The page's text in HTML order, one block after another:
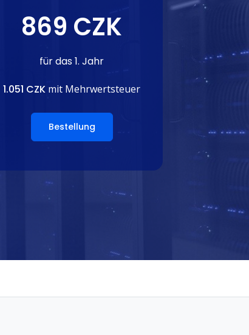
869 CZK
für das 1. Jahr
1.051 CZK mit Mehrwertsteuer
Bestellung